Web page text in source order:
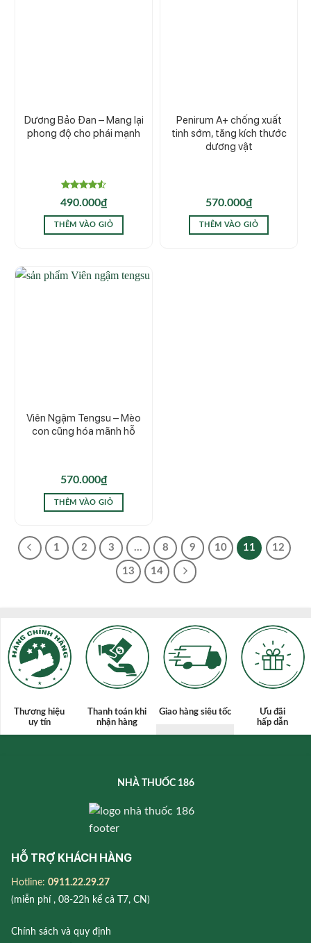
Dương Bảo Đan – Mang lại
phong độ cho phái mạnh
Được xếp
hạng4.50
5 sao
490.000₫
THÊM VÀO GIỎ
Penirum A+ chống xuất
tinh sớm, tăng kích thước
dương vật
570.000₫
THÊM VÀO GIỎ
Viên Ngậm Tengsu – Mèo
con cũng hóa mãnh hỗ
570.000₫
THÊM VÀO GIỎ
1 2 3 … 8 9 10 11 12
13 14
Thương hiệu
uy tín
Thanh toán khi
nhận hàng
Giao hàng siêu tốc
Ưu đãi
hấp dẫn
NHÀ THUỐC 186
HỖ TRỢ KHÁCH HÀNG
Hotline: 0911.22.29.27
(miễn phí , 08-22h kể cả T7, CN)
Chính sách và quy định